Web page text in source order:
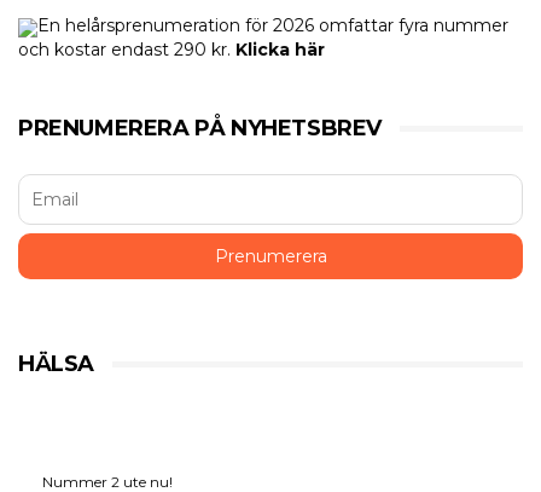
En helårsprenumeration för 2026 omfattar fyra nummer
och kostar endast 290 kr. Klicka här
PRENUMERERA PÅ NYHETSBREV
HÄLSA
Nummer 2 ute nu!